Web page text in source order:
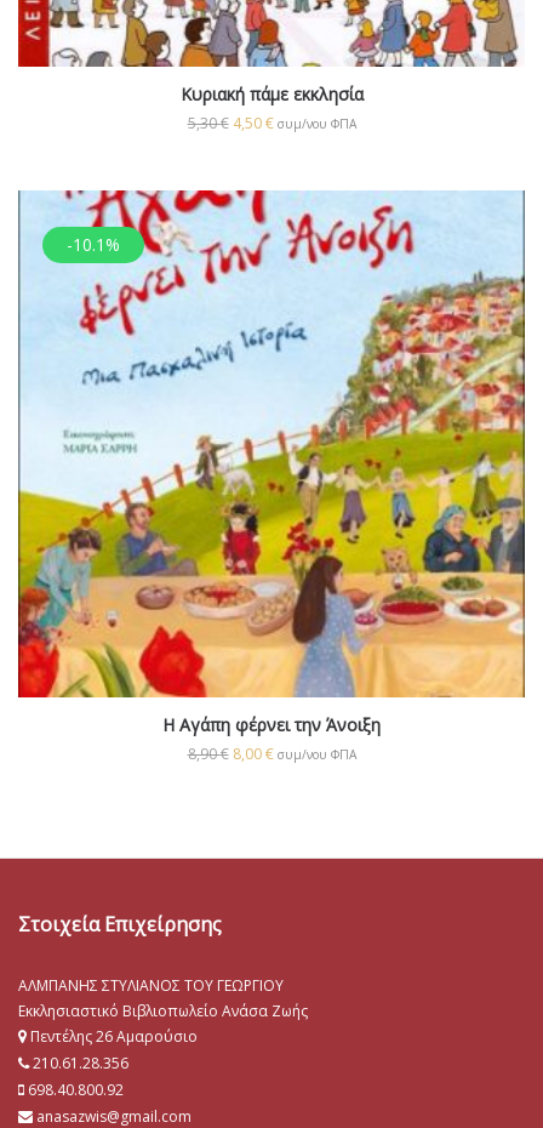
Κυριακή πάμε εκκλησία
5,30€ 4,50€ συμ/νου ΦΠΑ
-10.1%
Η Αγάπη φέρνει την Άνοιξη
8,90€ 8,00€ συμ/νου ΦΠΑ
Στοιχεία Επιχείρησης
ΑΛΜΠΑΝΗΣ ΣΤΥΛΙΑΝΟΣ ΤΟΥ ΓΕΩΡΓΙΟΥ
Εκκλησιαστικό Βιβλιοπωλείο Ανάσα Ζωής
Πεντέλης 26 Αμαρούσιο
210.61.28.356
698.40.800.92
anasazwis@gmail.com